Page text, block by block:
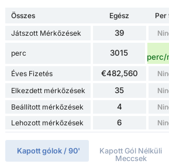
Összes Egész Per
Játszott Mérkőzések
39
perc 3015
perc/
Éves Fizetés €482,560
Elkezdett mérkőzések 35
Beállított mérkőzések 4
Lehozott mérkőzések 6
Kapott gólok / 90'
Kapott Gól Nélküli
Meccsek